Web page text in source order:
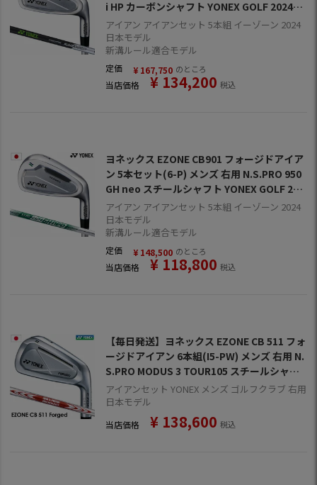
i HP カーボンシャフト YONEX GOLF 2024年
モデル 日本正規品
アイアン アイアンセット 5本組 イーゾーン 2024
日本モデル
新溝ルール適合モデル
定価 ¥ 167,750 のところ
当店価格 ¥ 134,200 税込
ヨネックス EZONE CB901 フォージドアイア
ン 5本セット(6-P) メンズ 右用 N.S.PRO 950
GH neo スチールシャフト YONEX GOLF 202
4年モデル 日本正規品
アイアン アイアンセット 5本組 イーゾーン 2024
日本モデル
新溝ルール適合モデル
定価 ¥ 148,500 のところ
当店価格 ¥ 118,800 税込
【毎日発送】ヨネックス EZONE CB 511 フォ
ージドアイアン 6本組(I5-PW) メンズ 右用 N.
S.PRO MODUS 3 TOUR105 スチールシャフ
ト装着 日本正規品
アイアンセット YONEX メンズ ゴルフクラブ 右用
日本モデル
当店価格 ¥ 138,600 税込